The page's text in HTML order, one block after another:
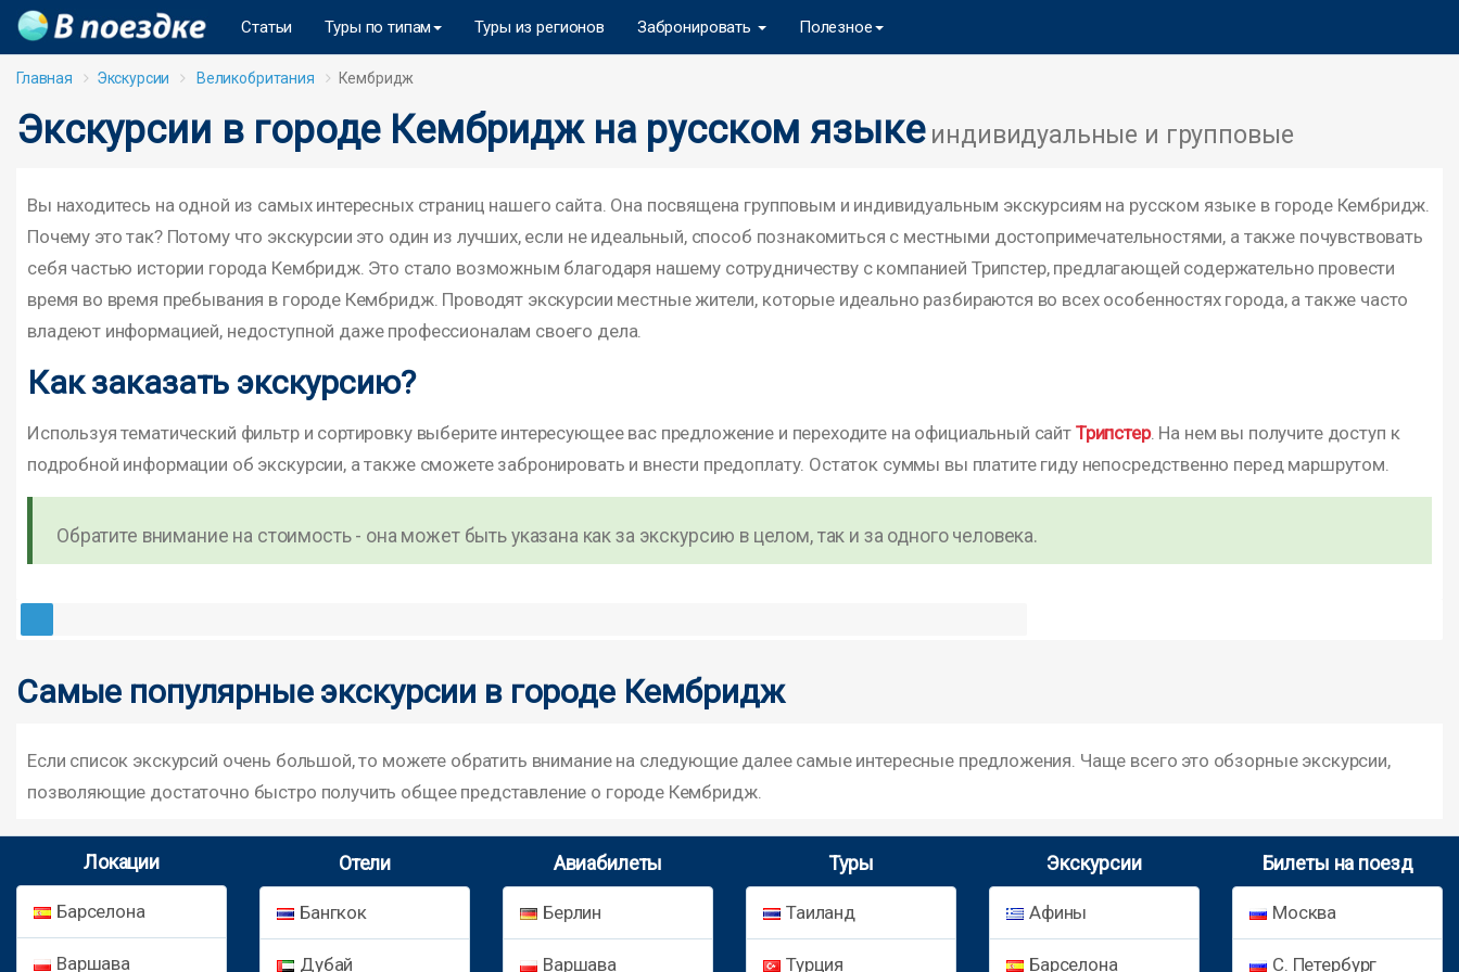
Статьи Туры по типам Туры из регионов Забронировать Полезное
Главная Экскурсии Великобритания Кембридж
Экскурсии в городе Кембридж на русском языкеиндивидуальные и групповые
Вы находитесь на одной из самых интересных страниц нашего сайта. Она посвящена групповым и индивидуальным экскурсиям на русском языке в городе Кембридж.
Почему это так? Потому что экскурсии это один из лучших, если не идеальный, способ познакомиться с местными достопримечательностями, а также почувствовать
себя частью истории города Кембридж. Это стало возможным благодаря нашему сотрудничеству с компанией Трипстер, предлагающей содержательно провести
время во время пребывания в городе Кембридж. Проводят экскурсии местные жители, которые идеально разбираются во всех особенностях города, а также часто
владеют информацией, недоступной даже профессионалам своего дела.
Как заказать экскурсию?
Используя тематический фильтр и сортировку выберите интересующее вас предложение и переходите на официальный сайт Трипстер. На нем вы получите доступ к
подробной информации об экскурсии, а также сможете забронировать и внести предоплату. Остаток суммы вы платите гиду непосредственно перед маршрутом.
Обратите внимание на стоимость - она может быть указана как за экскурсию в целом, так и за одного человека.
Самые популярные экскурсии в городе Кембридж
Если список экскурсий очень большой, то можете обратить внимание на следующие далее самые интересные предложения. Чаще всего это обзорные экскурсии,
позволяющие достаточно быстро получить общее представление о городе Кембридж.
Локации
Барселона
Варшава
Отели
Бангкок
Дубай
Авиабилеты
Берлин
Варшава
Туры
Таиланд
Турция
Экскурсии
Афины
Барселона
Билеты на поезд
Москва
С. Петербург